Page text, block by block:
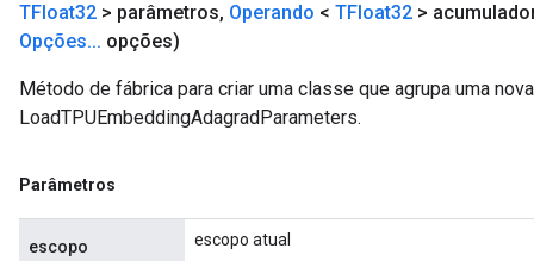
TFloat32 > parâmetros, Operando < TFloat32 >
Opções... opções)
Método de fábrica para criar uma classe que agrupa uma
LoadTPUEmbeddingAdagradParameters.
Parâmetros
escopo escopo atual